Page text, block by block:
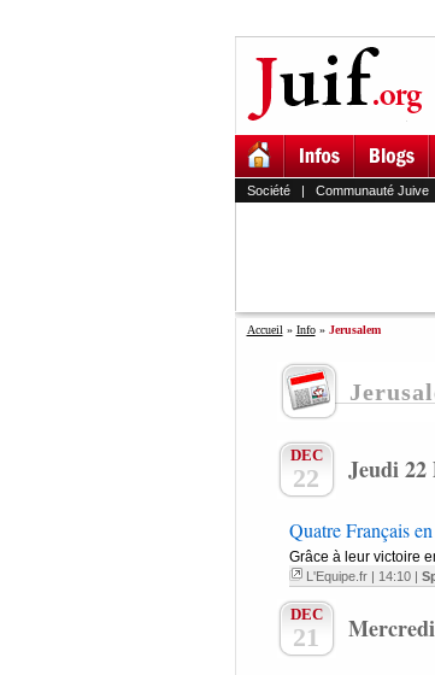
Société| Communauté Juive
Accueil » Info» Jerusalem
DEC
22 Jeudi 22
Quatre Français
Grâce à leur victoire
L'Equipe.fr| 14:10 |
DEC
21